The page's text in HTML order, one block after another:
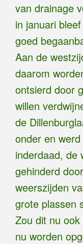
van drainage
in januari
goed
Aan de
daarom
ontsierd door
willen
de
onder en
inderdaad, de
gehinderd
weerszijden
grote plassen
Zou dit nu
nu worden